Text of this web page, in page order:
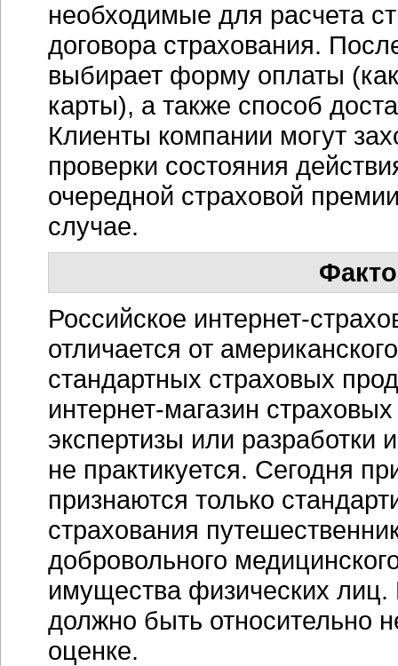
необходимые для расчета
договора страхования.
выбирает форму оплаты
карты), а также способ
Клиенты компании могут
проверки состояния
очередной страховой
случае.
Российское интернет-
отличается от
стандартных страховых
интернет-магазин
экспертизы или разработки
не практикуется. Сегодня
признаются только
страхования
добровольного
имущества физических
должно быть относительно
оценке.